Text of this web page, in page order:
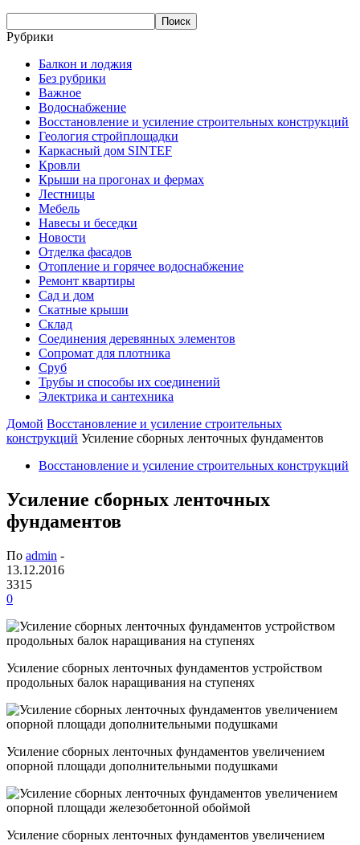
Рубрики
Балкон и лоджия
Без рубрики
Важное
Водоснабжение
Восстановление и усиление строительных конструкций
Геология стройплощадки
Каркасный дом SINTEF
Кровли
Крыши на прогонах и фермах
Лестницы
Мебель
Навесы и беседки
Новости
Отделка фасадов
Отопление и горячее водоснабжение
Ремонт квартиры
Сад и дом
Скатные крыши
Склад
Соединения деревянных элементов
Сопромат для плотника
Сруб
Трубы и способы их соединений
Электрика и сантехника
Домой Восстановление и усиление строительных
конструкций Усиление сборных ленточных фундаментов
Восстановление и усиление строительных конструкций
Усиление сборных ленточных
фундаментов
По admin -
13.12.2016
3315
0
Усиление сборных ленточных фундаментов устройством
продольных балок наращивания на ступенях
Усиление сборных ленточных фундаментов увеличением
опорной площади дополнительными подушками
Усиление сборных ленточных фундаментов увеличением